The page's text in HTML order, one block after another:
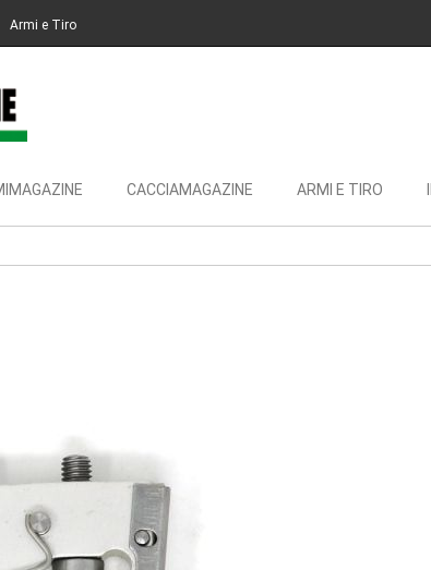
Armi e Tiro
CACCIAMAGAZINE ARMI E TIRO